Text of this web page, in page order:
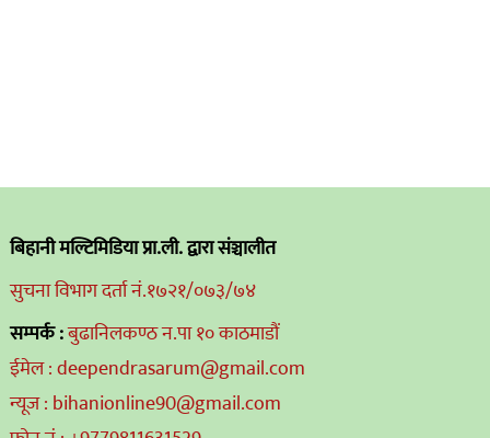
बिहानी मल्टिमिडिया प्रा.ली. द्वारा संञ्चालीत
सुचना विभाग दर्ता नं.१७२१/०७३/७४
सम्पर्क :बुढानिलकण्ठ न.पा १० काठमाडौं
ईमेल : deependrasarum@gmail.com
न्यूज : bihanionline90@gmail.com